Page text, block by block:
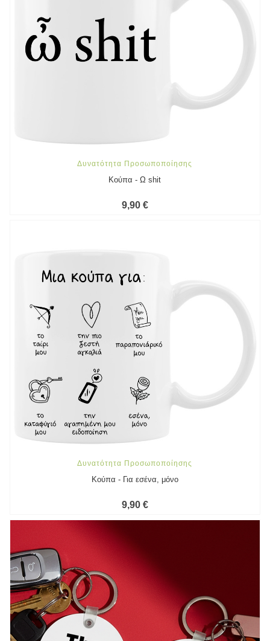
Δυνατότητα Προσωποποίησης
Κούπα - Ω shit
9,90 €
Δυνατότητα Προσωποποίησης
Κούπα - Για εσένα, μόνο
9,90 €